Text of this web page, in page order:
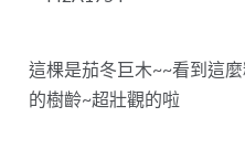
這棵是茄冬巨木~~看到這
的樹齡~超壯觀的啦